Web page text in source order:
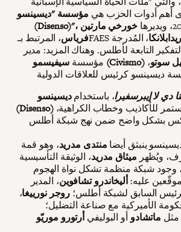
أهم أدوات الحزب هي مؤسسة "ديسينسو
(Disenso)"، خورخي مارتين
فرياس
، المُدرجة
التابعة لأطلس. وهناك المزيد: مدير
مؤسسة سيفيسمو (Civismo) سوتو،
دي لا إيبرسفيرا، باستخدامديسينسو
(Disenso)كواجهة – كمصدر مستمر للأكاذيب وخطاب الكراهية،
بشكل واضح ضمن نهج شبكة أطلس
ينبثق أيضا منتدى مدريد، وهو قمة
ويُظهر ميثاق مدريد، الوثيقة التأسيسية
شبكة منظمة تشكل نواة الهجوم
عليه: أليخاندرو تشافوين، المدير
السابق لشبكة أطلس؛ روجر نورييغا،
الأميركية مع صناعة التضليل؛
مثل ماتشادو أو البوليفي أرتورو موريّو